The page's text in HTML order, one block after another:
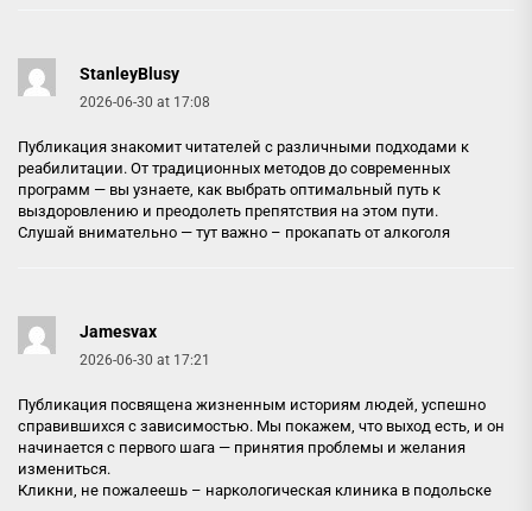
StanleyBlusy
2026-06-30 at 17:08
Публикация знакомит читателей с различными подходами к
реабилитации. От традиционных методов до современных
программ — вы узнаете, как выбрать оптимальный путь к
выздоровлению и преодолеть препятствия на этом пути.
Слушай внимательно — тут важно – прокапать от алкоголя
Jamesvax
2026-06-30 at 17:21
Публикация посвящена жизненным историям людей, успешно
справившихся с зависимостью. Мы покажем, что выход есть, и он
начинается с первого шага — принятия проблемы и желания
измениться.
Кликни, не пожалеешь – наркологическая клиника в подольске